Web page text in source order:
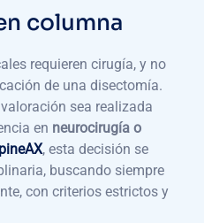
columna
requieren cirugía, y no
de una disectomía.
sea realizada
en neurocirugía o
, esta decisión se
buscando siempre
con criterios estrictos y